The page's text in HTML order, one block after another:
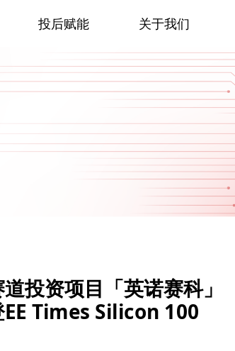
投后赋能 关于我们
投资项目「英诺赛科」
Times Silicon 100